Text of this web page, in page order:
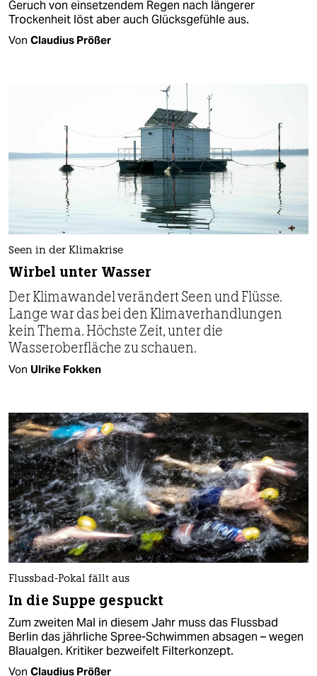
Geruch von einsetzendem Regen nach längerer
Trockenheit löst aber auch Glücksgefühle aus.
Von Claudius Prößer
Seen in der Klimakrise
Wirbel unter Wasser
Der Klimawandel verändert Seen und Flüsse.
Lange war das bei den Klimaverhandlungen
kein Thema. Höchste Zeit, unter die
Wasseroberfläche zu schauen.
Von Ulrike Fokken
Flussbad-Pokal fällt aus
In die Suppe gespuckt
Zum zweiten Mal in diesem Jahr muss das Flussbad
Berlin das jährliche Spree-Schwimmen absagen – wegen
Blaualgen. Kritiker bezweifelt Filterkonzept.
Von Claudius Prößer